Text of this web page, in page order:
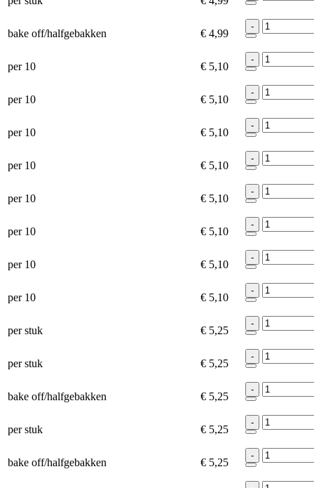
bake off/halfgebakken € 4,99
-
per 10 € 5,10
-
per 10 € 5,10
-
per 10 € 5,10
-
per 10 € 5,10
-
per 10 € 5,10
-
per 10 € 5,10
-
per 10 € 5,10
-
per 10 € 5,10
-
per stuk € 5,25
-
per stuk € 5,25
-
bake off/halfgebakken € 5,25
-
per stuk € 5,25
-
bake off/halfgebakken € 5,25
-